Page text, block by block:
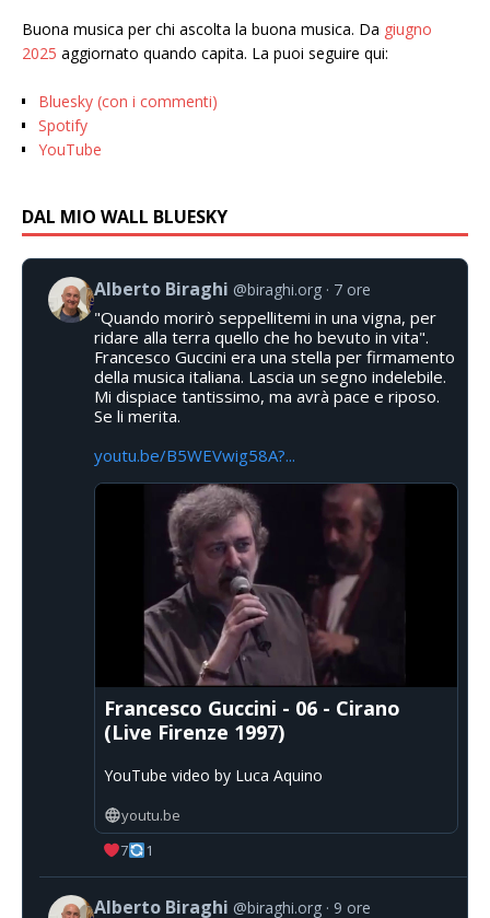
Buona musica per chi ascolta la buona musica. Da giugno
2025 aggiornato quando capita. La puoi seguire qui:
Bluesky (con i commenti)
Spotify
YouTube
DAL MIO WALL BLUESKY
Alberto Biraghi @biraghi.org 7 ore
"Quando morirò seppellitemi in una vigna, per
ridare alla terra quello che ho bevuto in vita".
Francesco Guccini era una stella per firmamento
della musica italiana. Lascia un segno indelebile.
Mi dispiace tantissimo, ma avrà pace e riposo.
Se li merita.
youtu.be/B5WEVwig58A?...
Francesco Guccini - 06 - Cirano
(Live Firenze 1997)
YouTube video by Luca Aquino
youtu.be
7
1
Alberto Biraghi @biraghi.org 9 ore